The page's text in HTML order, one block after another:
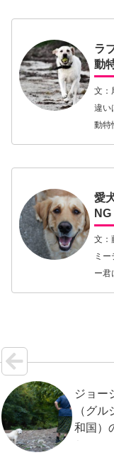
ラ
動
文：
違い
動特
愛
NG
文：
ミ
ー君
人の
ジョー
（グル
和国）